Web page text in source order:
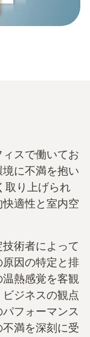
スで働いてお
に不満を抱い
取り上げられ
適性と室内空
術者によって
因の特定と排
熱感覚を客観
ジネスの観点
フォーマンス
満を深刻に受